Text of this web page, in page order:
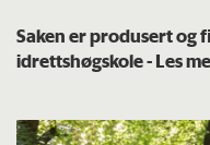
Saken er produsert og
idrettshøgskole- Les